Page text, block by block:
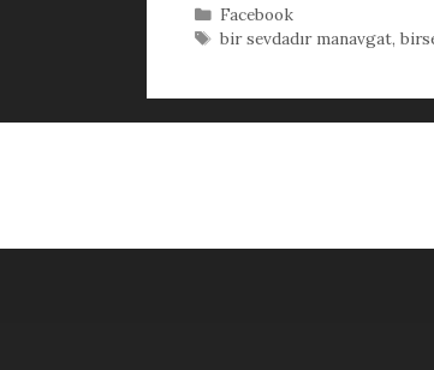
Kategoriler
Facebook
Etiketler
bir sevdadır manavgat,